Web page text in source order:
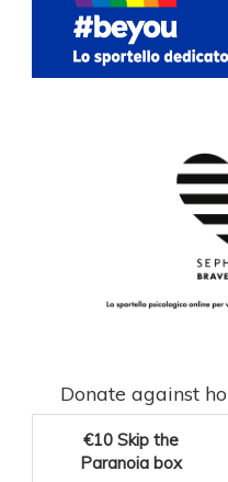
Donate against
€10 Skip the
Paranoia box